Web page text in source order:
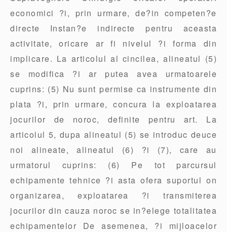
economici ?i, prin urmare, de?in competen?e
directe Instan?e indirecte pentru aceasta
activitate, oricare ar fi nivelul ?i forma din
implicare. La articolul al cincilea, alineatul (5)
se modifica ?i ar putea avea urmatoarele
cuprins: (5) Nu sunt permise ca instrumente din
plata ?i, prin urmare, concura la exploatarea
jocurilor de noroc, definite pentru art. La
articolul 5, dupa alineatul (5) se introduc deuce
noi alineate, alineatul (6) ?i (7), care au
urmatorul cuprins: (6) Pe tot parcursul
echipamente tehnice ?i asta ofera suportul on
organizarea, exploatarea ?i transmiterea
jocurilor din cauza noroc se in?elege totalitatea
echipamentelor De asemenea, ?i mijloacelor